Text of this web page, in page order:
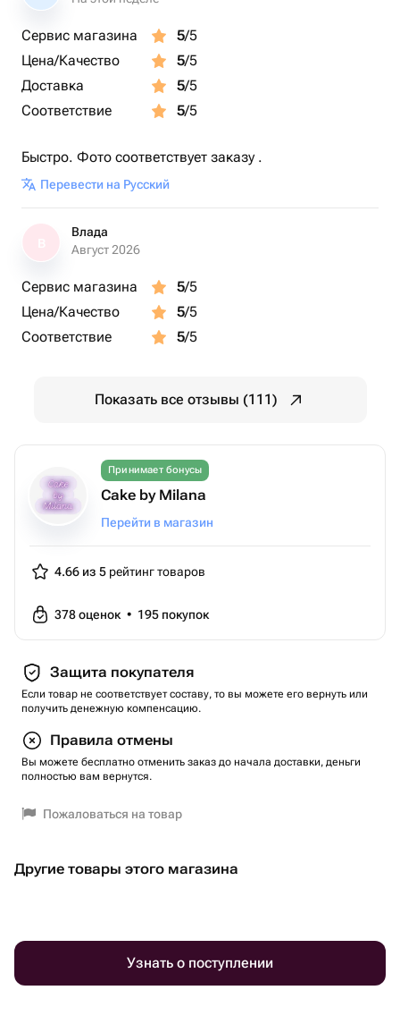
Сервис магазина 5/5
Цена/Качество
5/5
Доставка
5/5
Соответствие
5/5
Быстро. Фото соответствует заказу .
Перевести на Русский
Влада
Август 2026
Сервис магазина 5/5
Цена/Качество
5/5
Соответствие
5/5
Показать все отзывы (111)
Принимает бонусы
Cake by Milana
Перейти в магазин
4.66 из 5 рейтинг товаров
378оценок • 195 покупок
Защита покупателя
Если товар не соответствует составу, то вы можете его вернуть или
получить денежную компенсацию.
Правила отмены
Вы можете бесплатно отменить заказ до начала доставки, деньги
полностью вам вернутся.
Пожаловаться на товар
Другие товары этого магазина
Узнать о поступлении